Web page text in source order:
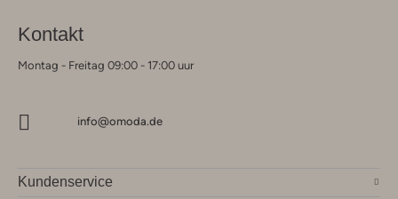
Kontakt
Montag - Freitag 09:00 - 17:00 uur
info@omoda.de
Kundenservice